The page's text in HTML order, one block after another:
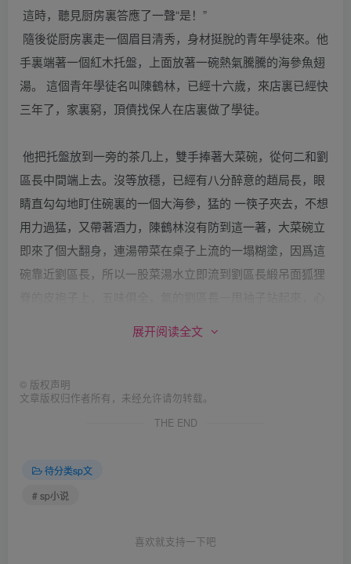
這時，聽見厨房裏答應了一聲“是！”
隨後從厨房裏走一個眉目清秀，身材挺脫的青年學徒來。他
手裏端著一個紅木托盤，上面放著一碗熱氣騰騰的海參魚翅
湯。 這個青年學徒名叫陳鶴林，已經十六歲，來店裏已經快
三年了，家裏窮，頂債找保人在店裏做了學徒。
他把托盤放到一旁的茶几上，雙手捧著大菜碗，從何二和劉
區長中間端上去。沒等放穩，已經有八分醉意的趙局長，眼
睛直勾勾地盯住碗裏的一個大海參，猛的 一筷子夾去，不想
用力過猛，又帶著酒力，陳鶴林沒有防到這一著，大菜碗立
即來了個大翻身，連湯帶菜在桌子上流的一塌糊塗，因爲這
碗靠近劉區長，所以一股菜湯水立即流到劉區長緞吊面狐狸
翅等好東西往嘴裏送。
展开阅读全文
© 版权声明
文章版权归作者所有，未经允许请勿转载。
THE END
待分类sp文
# sp小说
喜欢就支持一下吧